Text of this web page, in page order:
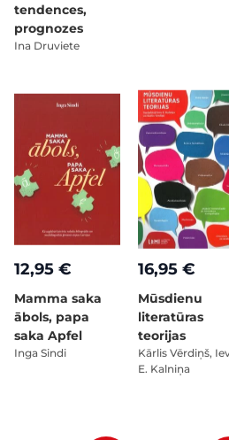
tendences,
prognozes
Ina Druviete
12,95 €
Mamma saka
ābols, papa
saka Apfel
Inga Sindi
16,95 €
Mūsdienu
literatūras
teorijas
Kārlis Vērdiņš,
E. Kalniņa